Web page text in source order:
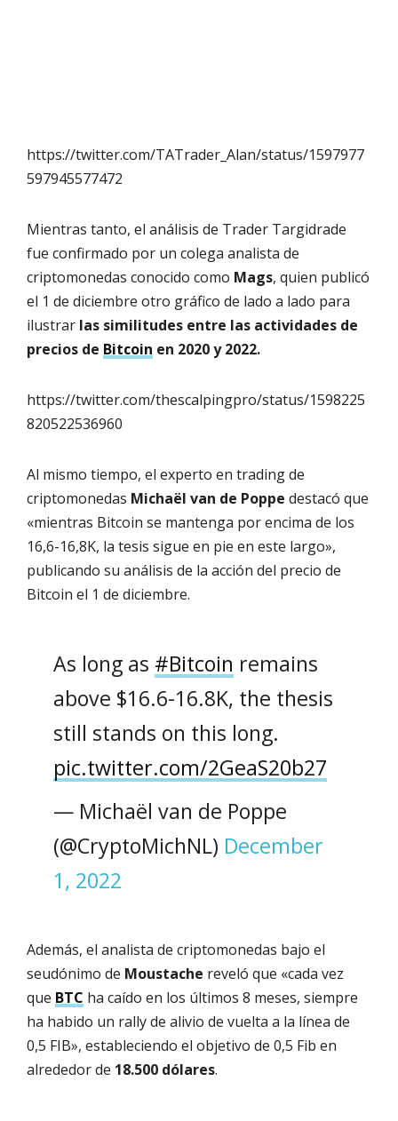
https://twitter.com/TATrader_Alan/status/1597977
597945577472
Mientras tanto, el análisis de Trader Targidrade
fue confirmado por un colega analista de
criptomonedas conocido como Mags, quien publicó
el 1 de diciembre otro gráfico de lado a lado para
ilustrar las similitudes entre las actividades de
precios de Bitcoin en 2020 y 2022.
https://twitter.com/thescalpingpro/status/1598225
820522536960
Al mismo tiempo, el experto en trading de
criptomonedas Michaël van de Poppe destacó que
«mientras Bitcoin se mantenga por encima de los
16,6-16,8K, la tesis sigue en pie en este largo»,
publicando su análisis de la acción del precio de
Bitcoin el 1 de diciembre.
As long as #Bitcoin remains
above $16.6-16.8K, the thesis
still stands on this long.
pic.twitter.com/2GeaS20b27
— Michaël van de Poppe
(@CryptoMichNL) December
1, 2022
Además, el analista de criptomonedas bajo el
seudónimo de Moustache reveló que «cada vez
que BTC ha caído en los últimos 8 meses, siempre
ha habido un rally de alivio de vuelta a la línea de
0,5 FIB», estableciendo el objetivo de 0,5 Fib en
alrededor de 18.500 dólares.